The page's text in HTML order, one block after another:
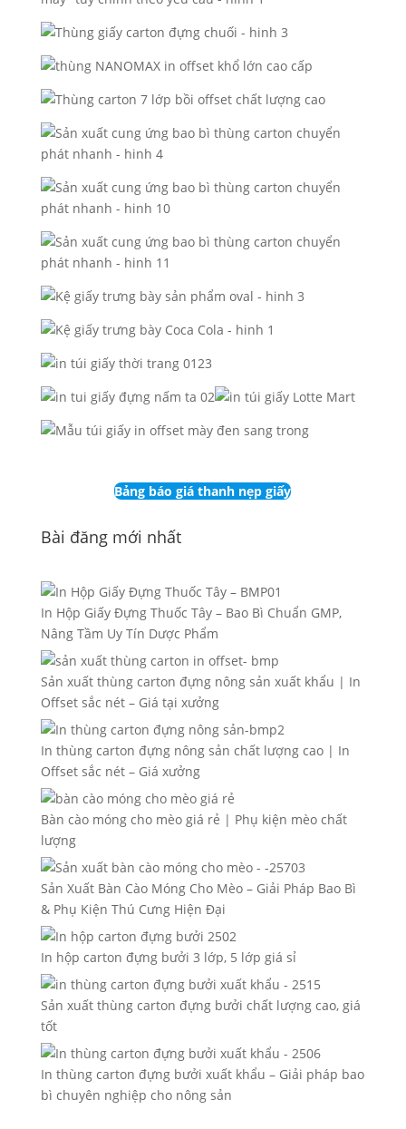
Bảng báo giá thanh nẹp giấy
Bài đăng mới nhất
In Hộp Giấy Đựng Thuốc Tây – Bao Bì Chuẩn GMP,
Nâng Tầm Uy Tín Dược Phẩm
Sản xuất thùng carton đựng nông sản xuất khẩu | In
Offset sắc nét – Giá tại xưởng
In thùng carton đựng nông sản chất lượng cao | In
Offset sắc nét – Giá xưởng
Bàn cào móng cho mèo giá rẻ | Phụ kiện mèo chất
lượng
Sản Xuất Bàn Cào Móng Cho Mèo – Giải Pháp Bao Bì
& Phụ Kiện Thú Cưng Hiện Đại
In hộp carton đựng bưởi 3 lớp, 5 lớp giá sỉ
Sản xuất thùng carton đựng bưởi chất lượng cao, giá
tốt
In thùng carton đựng bưởi xuất khẩu – Giải pháp bao
bì chuyên nghiệp cho nông sản